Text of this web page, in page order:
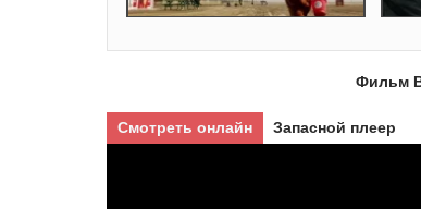
Фильм
Смотреть онлайн Запасной плеер